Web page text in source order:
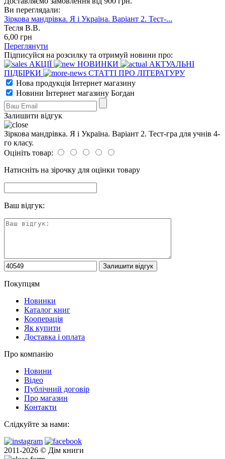
Ви переглядали:
Зіркова мандрівка. Я і Україна. Варіант 2. Тест-...
Тесля В.В.
6,00 грн
Переглянути
Підписуйся на розсилку та отримуй новини про:
АКЦІЇ
НОВИНКИ
АКТУАЛЬНІ
ПІДБІРКИ
СТАТТІ ПРО ЛІТЕРАТУРУ
Нова продукція Інтернет магазину
Новини Інтернет магазину Богдан
Залишити відгук
Зіркова мандрівка. Я і Україна. Варіант 2. Тест-гра для учнів 4-
го класу.
Оцініть товар:
Натисніть на зірочку для оцінки товару
Ваш відгук:
Покупцям
Новинки
Каталог книг
Кооперація
Як купити
Доставка і оплата
Про компанію
Новини
Відео
Публічний договір
Про магазин
Контакти
Слідкуйте за нами:
2011-2026 © Дім книги